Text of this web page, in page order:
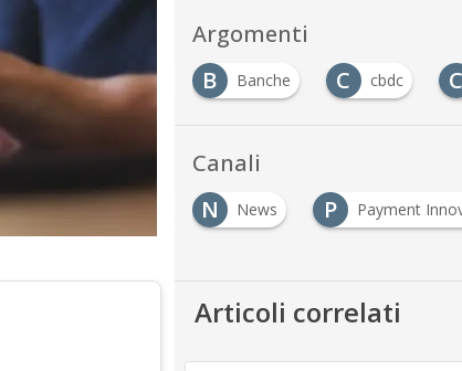
Argomenti
A
apple pay B Banche C cbdc C
Canali
E
Esperti e Analisti N News P Payment
Articoli correlati